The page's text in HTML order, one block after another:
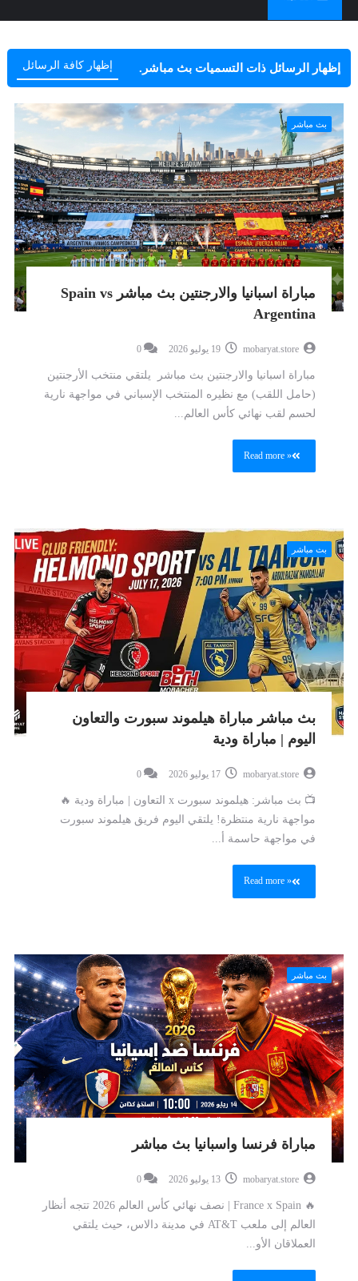
‏إظهار الرسائل ذات التسميات بث مباشر . إظهار كافة الرسائل
بث مباشر
مباراة اسبانيا والارجنتين بث مباشر Spain vs
Argentina
mobaryat.store
0
مباراة اسبانيا والارجنتين بث مباشر يلتقي منتخب الأرجنتين
(حامل اللقب) مع نظيره المنتخب الإسباني في مواجهة نارية
لحسم لقب نهائي كأس العالم...
Read more »
بث مباشر
بث مباشر مباراة هيلموند سبورت والتعاون
اليوم | مباراة ودية
mobaryat.store
0
📺 بث مباشر: هيلموند سبورت x التعاون | مباراة ودية 🔥
مواجهة نارية منتظرة! يلتقي اليوم فريق هيلموند سبورت
في مواجهة حاسمة أ...
Read more »
بث مباشر
مباراة فرنسا واسبانيا بث مباشر
mobaryat.store
0
🔥 France x Spain | نصف نهائي كأس العالم 2026 تتجه أنظار
العالم إلى ملعب AT&T في مدينة دالاس، حيث يلتقي
العملاقان الأو...